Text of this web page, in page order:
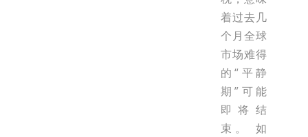
着过去几
个月全球
市场难得
的“平静
期”可能
即将结
束。 如